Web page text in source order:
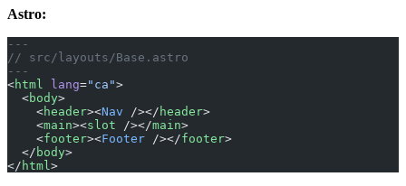
Astro:
---
// src/layouts/Base.astro
---
<html lang="ca">
  <
body>
    <
header><Nav /></ header>
    <
main><slot /></main>
    <
footer><Footer /></footer>
  </
body>
</ html>